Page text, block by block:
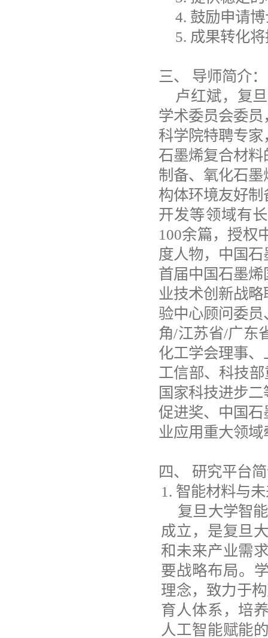
4. 鼓励申请
5. 成果转化
三、 导师简介：
卢红斌，复
学术委员会委
科学院特聘专
石墨烯复合材
制备、氧化石
构体环境友好
开发等领域有
100余篇，授权
度人物， 中国
首届中国石墨
业技术创新战
验中心顾问委
角/江苏省/广东
化工学会理事
工信部、 科技
国家科技进步二
促进奖、中国
业应用重大领域
四、 研究平台
1. 智能材料与
复旦大学智
成立，是复旦
和未来产业需
要战略布局。
理念，致力于
育人体系，培
人工智能赋能